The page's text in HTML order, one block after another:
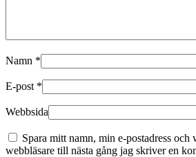
Namn *
E-post *
Webbsida
Spara mitt namn, min e-postadress och
webbläsare till nästa gång jag skriver en